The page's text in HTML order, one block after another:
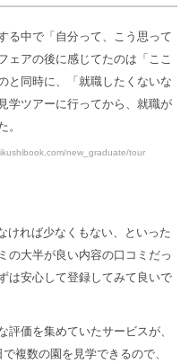
る中で「自分って、こう思って
ェアの後に感じてたのは「ここ
と同時に、「就職したくないな
学ツアーに行ってから、就職が
。
new_graduate/tour
ければ少なくもない、といった
の大半が良い内容の口コミだっ
は安心して登録してみて良いで
評価を集めていたサービスが、
複数の園を見学できるので、